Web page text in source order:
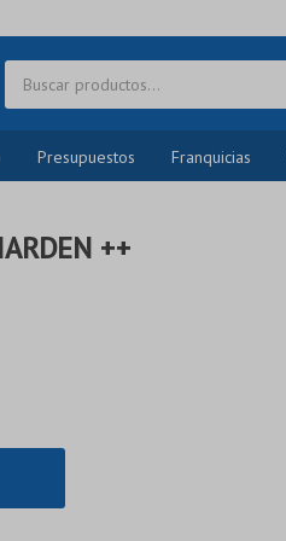
Presupuestos Franquicias
++